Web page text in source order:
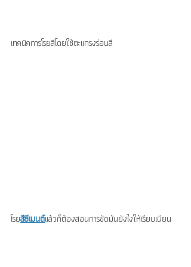
เทคนิคการโรยสีโดยใช้ตะแกรงร่อนสี
โรยสีซีเมนต์แล้วก็ต้องสอนการขัดมันยังไงให้เรียบเนียน